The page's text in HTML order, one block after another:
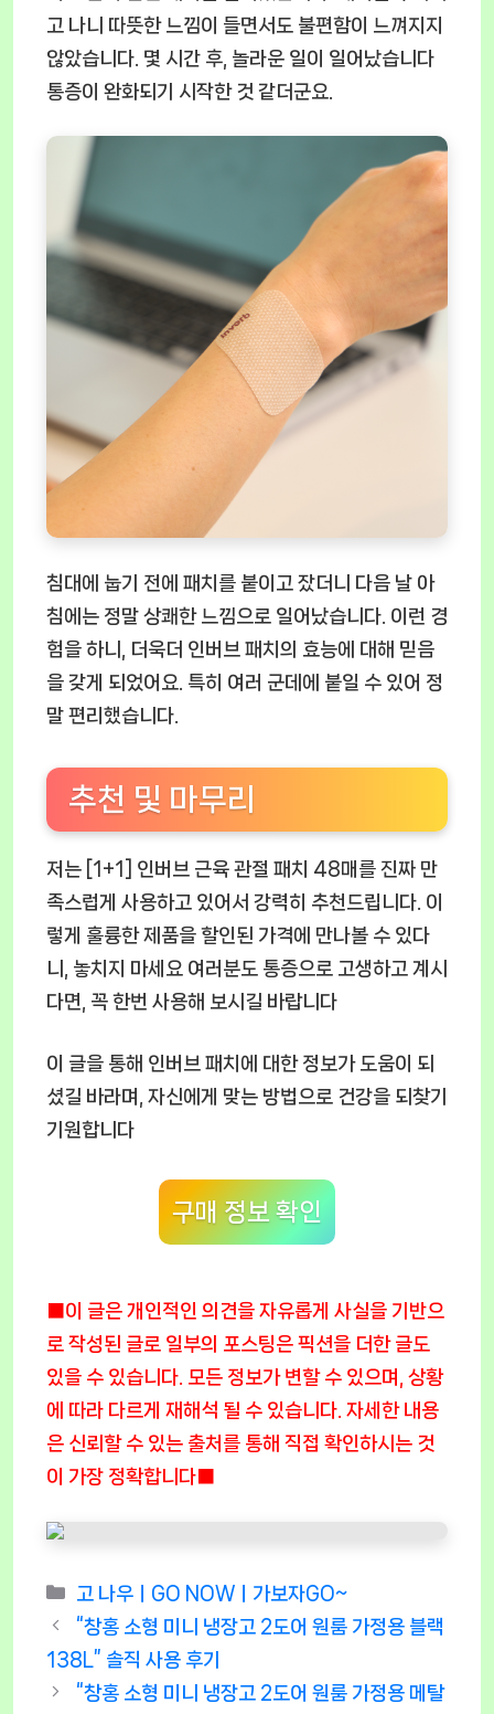
고 나니 따뜻한 느낌이 들면서도 불편함이 느껴지지
않았습니다. 몇 시간 후, 놀라운 일이 일어났습니다
통증이 완화되기 시작한 것 같더군요.
침대에 눕기 전에 패치를 붙이고 잤더니 다음 날 아
침에는 정말 상쾌한 느낌으로 일어났습니다. 이런 경
험을 하니, 더욱더 인버브 패치의 효능에 대해 믿음
을 갖게 되었어요. 특히 여러 군데에 붙일 수 있어 정
말 편리했습니다.
추천 및 마무리
저는 [1+1] 인버브 근육 관절 패치 48매를 진짜 만
족스럽게 사용하고 있어서 강력히 추천드립니다. 이
렇게 훌륭한 제품을 할인된 가격에 만나볼 수 있다
니, 놓치지 마세요 여러분도 통증으로 고생하고 계시
다면, 꼭 한번 사용해 보시길 바랍니다
이 글을 통해 인버브 패치에 대한 정보가 도움이 되
셨길 바라며, 자신에게 맞는 방법으로 건강을 되찾기
기원합니다
구매 정보 확인
■이 글은 개인적인 의견을 자유롭게 사실을 기반으
로 작성된 글로 일부의 포스팅은 픽션을 더한 글도
있을 수 있습니다. 모든 정보가 변할 수 있으며, 상황
에 따라 다르게 재해석 될 수 있습니다. 자세한 내용
은 신뢰할 수 있는 출처를 통해 직접 확인하시는 것
이 가장 정확합니다■
Categories
고 나우ㅣGO NOWㅣ가보자GO~
“창홍 소형 미니 냉장고 2도어 원룸 가정용 블랙
138L” 솔직 사용 후기
“창홍 소형 미니 냉장고 2도어 원룸 가정용 메탈